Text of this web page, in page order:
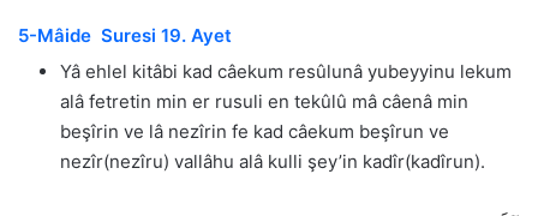
5-Mâide Suresi 19. Ayet
Yâ ehlel kitâbi kad câekum resûlunâ yubeyyinu lekum
alâ fetretin min er rusuli en tekûlû mâ câenâ min
beşîrin ve lâ nezîrin fe kad câekum beşîrun ve
nezîr(nezîru) vallâhu alâ kulli şey’in kadîr(kadîrun).